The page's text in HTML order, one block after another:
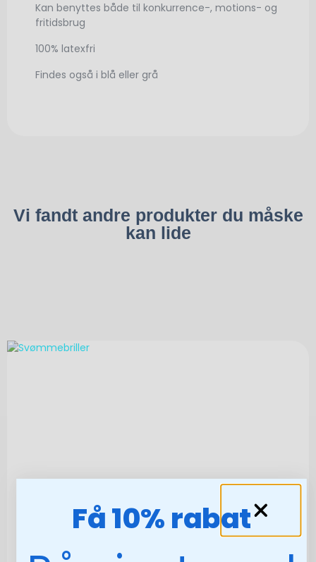
Kan benyttes både til konkurrence-, motions- og
fritidsbrug
100% latexfri
Findes også i blå eller grå
Vi fandt andre produkter du måske
kan lide
Få 10% rabat